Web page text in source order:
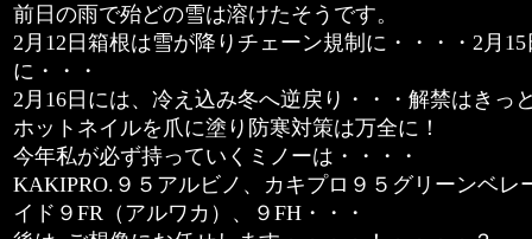
前日の雨で殆どの雪は溶けたそうです。
2月12日箱根は雪が降りチェーン規制に・・・・2月
に・・・
2月16日には、冷え込み冬へ逆戻り・・・解禁はきっ
ホットネイルを爪に塗り防寒対策は万全に！
今年私が必ず持っていくミノーは・・・・
KAKIPRO.９５アルビノ、カキプロ９５グリーンベレ
イド９FR（アルワカ）、９FH・・・